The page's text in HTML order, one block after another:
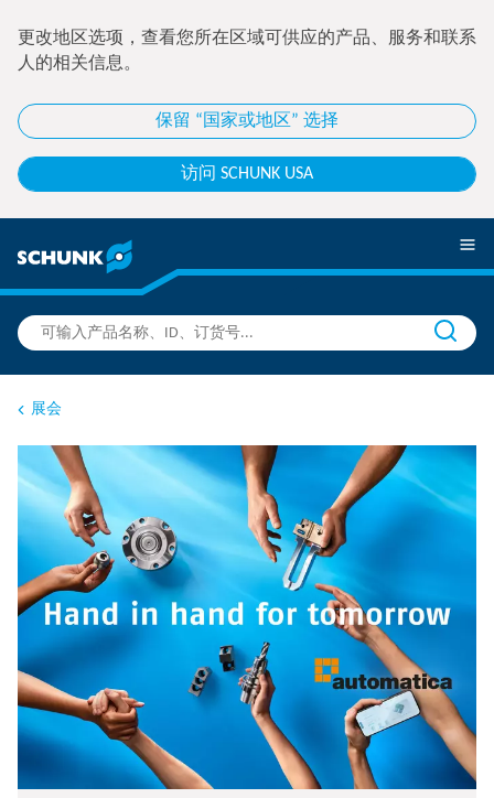
更改地区选项，查看您所在区域可供应的产品、服务和联系
人的相关信息。
保留 “国家或地区” 选择
访问 SCHUNK USA
展会